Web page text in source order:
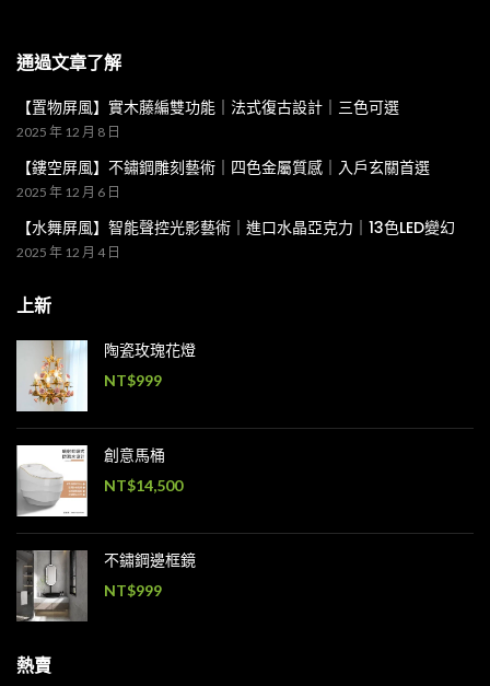
通過文章了解
【置物屏風】實木藤編雙功能｜法式復古設計｜三色可選
2025 年 12 月 8 日
【鏤空屏風】不鏽鋼雕刻藝術｜四色金屬質感｜入戶玄關首選
2025 年 12 月 6 日
【水舞屏風】智能聲控光影藝術｜進口水晶亞克力｜13色LED變幻
2025 年 12 月 4 日
上新
陶瓷玫瑰花燈
NT$999
創意馬桶
NT$14,500
不鏽鋼邊框鏡
NT$999
熱賣